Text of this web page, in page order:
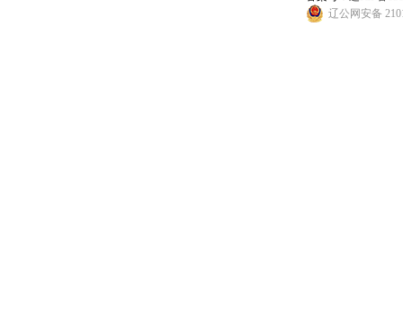
辽公网安备